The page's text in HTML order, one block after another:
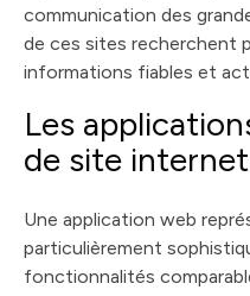
communication des
de ces sites recherchent
informations fiables et
Les
de site
Une application web
particulièrement
fonctionnalités